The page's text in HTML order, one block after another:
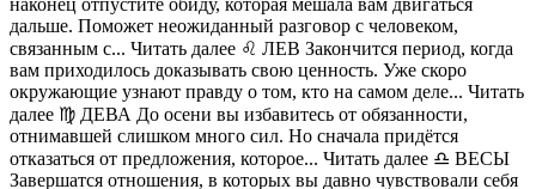
дальше. Поможет неожиданный разговор с человеком,
связанным с... Читать далее ♌️ ЛЕВ Закончится период, когда
вам приходилось доказывать свою ценность. Уже скоро
окружающие узнают правду о том, кто на самом деле... Читать
далее ♍️ ДЕВА До осени вы избавитесь от обязанности,
отнимавшей слишком много сил. Но сначала придётся
отказаться от предложения, которое... Читать далее ♎️ ВЕСЫ
Завершатся отношения, в которых вы давно чувствовали себя